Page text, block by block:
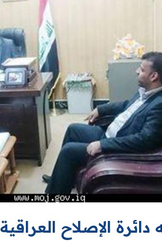
دائرة الإصلاح العراقية